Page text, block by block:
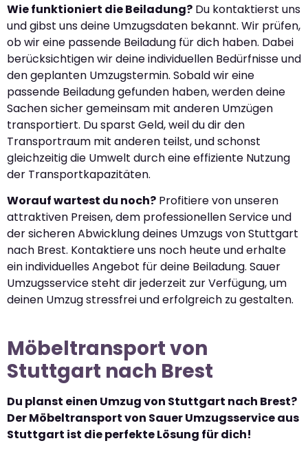
Wie funktioniert die Beiladung? Du kontaktierst uns
und gibst uns deine Umzugsdaten bekannt. Wir prüfen,
ob wir eine passende Beiladung für dich haben. Dabei
berücksichtigen wir deine individuellen Bedürfnisse und
den geplanten Umzugstermin. Sobald wir eine
passende Beiladung gefunden haben, werden deine
Sachen sicher gemeinsam mit anderen Umzügen
transportiert. Du sparst Geld, weil du dir den
Transportraum mit anderen teilst, und schonst
gleichzeitig die Umwelt durch eine effiziente Nutzung
der Transportkapazitäten.
Worauf wartest du noch? Profitiere von unseren
attraktiven Preisen, dem professionellen Service und
der sicheren Abwicklung deines Umzugs von Stuttgart
nach Brest. Kontaktiere uns noch heute und erhalte
ein individuelles Angebot für deine Beiladung. Sauer
Umzugsservice steht dir jederzeit zur Verfügung, um
deinen Umzug stressfrei und erfolgreich zu gestalten.
Möbeltransport von
Stuttgart nach Brest
Du planst einen Umzug von Stuttgart nach Brest?
Der Möbeltransport von Sauer Umzugsservice aus
Stuttgart ist die perfekte Lösung für dich!